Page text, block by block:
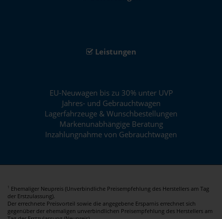
Leistungen
EU-Neuwagen bis zu 30% unter UVP
Jahres- und Gebrauchtwagen
Lagerfahrzeuge & Wunschbestellungen
Markenunabhängige Beratung
Inzahlungnahme von Gebrauchtwagen
1
Ehemaliger Neupreis (Unverbindliche Preisempfehlung des Herstellers am Tag
der Erstzulassung).
Der errechnete Preisvorteil sowie die angegebene Ersparnis errechnet sich
gegenüber der ehemaligen unverbindlichen Preisempfehlung des Herstellers am